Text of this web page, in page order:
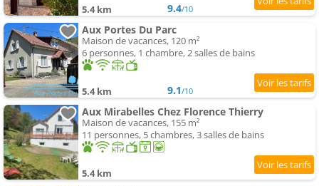
5.4 km 9.4/10
Aux Portes Du Parc
Maison de vacances, 120 m²
6 personnes, 1 chambre, 2 salles de bains
5.4 km 9.1/10
Aux Mirabelles Chez Florence Thierry
Maison de vacances, 155 m²
11 personnes, 5 chambres, 3 salles de bains
5.4 km